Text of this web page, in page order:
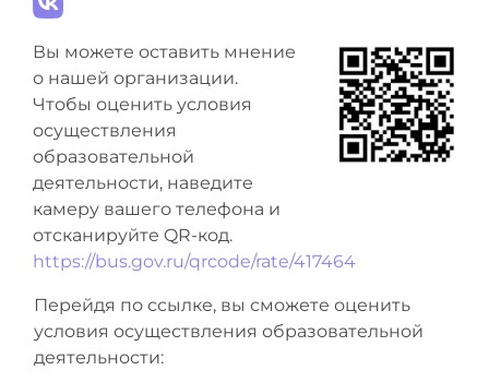
Вы можете оставить мнение
о нашей организации.
Чтобы оценить условия
осуществления
образовательной
деятельности, наведите
камеру вашего телефона и
отсканируйте QR-код.
https://bus.gov.ru/qrcode/rate/417464
Перейдя по ссылке, вы сможете оценить
условия осуществления образовательной
деятельности: